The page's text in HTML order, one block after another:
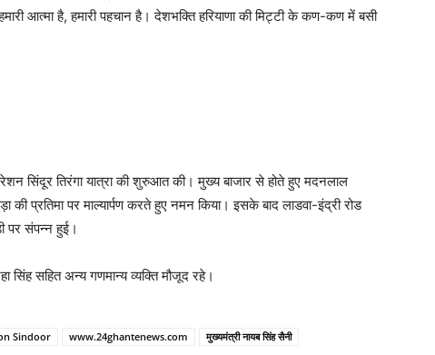
आत्मा है, हमारी पहचान है। देशभक्ति हरियाणा की मिट्टी के कण-कण में बसी
सिंदूर तिरंगा यात्रा की शुरुआत की। मुख्य बाजार से होते हुए मदनलाल
प्रतिमा पर माल्यार्पण करते हुए नमन किया। इसके बाद लाडवा-इंद्री रोड
पर संपन्न हुई।
सिंह सहित अन्य गणमान्य व्यक्ति मौजूद रहे।
Sindoor www.24ghantenews.com मुख्यमंत्री नायब सिंह सैनी